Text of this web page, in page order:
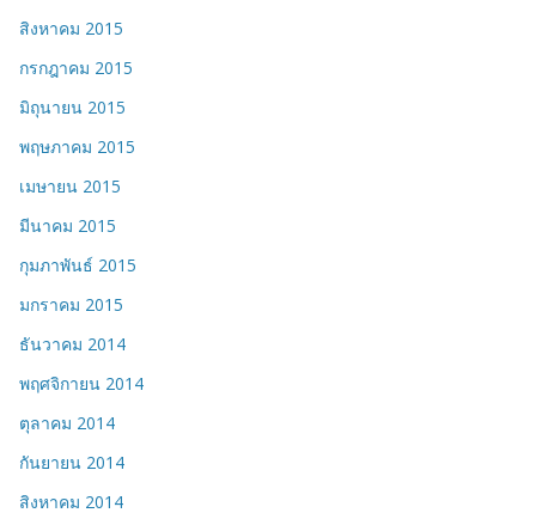
สิงหาคม 2015
กรกฎาคม 2015
มิถุนายน 2015
พฤษภาคม 2015
เมษายน 2015
มีนาคม 2015
กุมภาพันธ์ 2015
มกราคม 2015
ธันวาคม 2014
พฤศจิกายน 2014
ตุลาคม 2014
กันยายน 2014
สิงหาคม 2014